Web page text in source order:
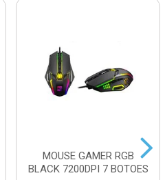
MOUSE GAMER RGB
BLACK 7200DPI 7 BOTOES